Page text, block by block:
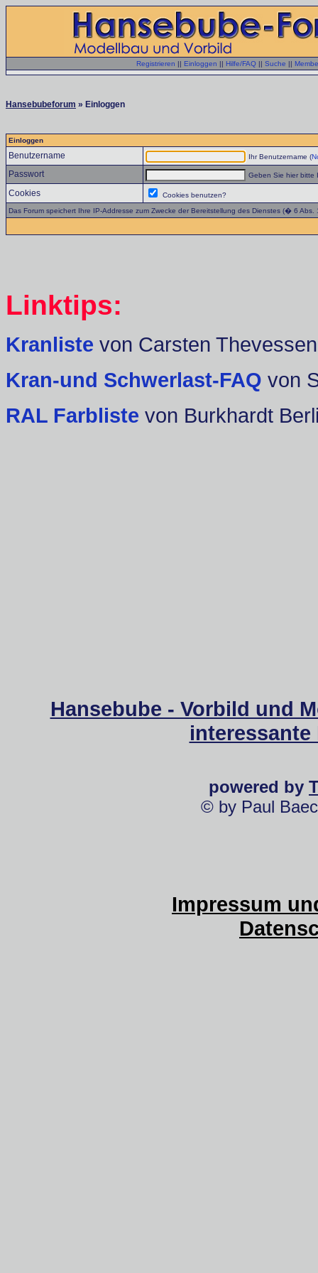
Registrieren || Einloggen || Hilfe/FAQ || Suche ||
Hansebubeforum » Einloggen
Einloggen
Benutzername Ihr Benutzername (
Passwort Geben Sie hier bitte
Cookies
Cookies benutzen?
Das Forum speichert Ihre IP-Addresse zum Zwecke der Bereitstellung des Dienstes (� 6
Linktips:
Kranliste von Carsten Thevessen
Kran-und Schwerlast-FAQ von
RAL Farbliste von Burkhardt
Hansebube - Vorbild und
powered by
© by Paul
Impressum